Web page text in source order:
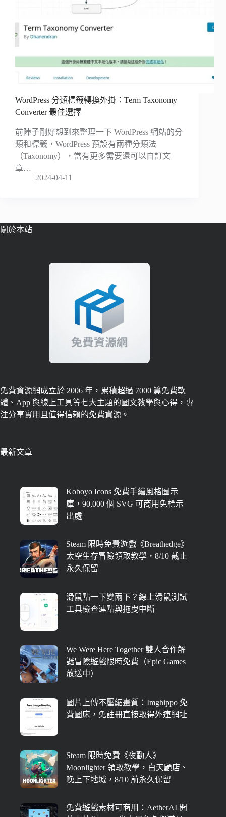
WordPress 分類標籤轉換外掛：Term Taxonomy
Converter 最佳選擇
前陣子剛好想到來整理一下 WordPress 網站的分
類和標籤，WordPress 預設有兩種分類法
（Taxonomy），當有更多需要還可以自訂文
章…
2024-04-11
關於本站
免費資源網成立於 2006 年，累積超過 7000 篇免費軟
體、App 與線上工具等七大主題的圖文教學與心得，專
注分享實用且值得信賴的免費資源。
最新文章
Koboyo Icons 免費手繪風格圖示
庫，90,000 個 SVG 可商用免標示
出處
Steam 限時免費遊戲《Breathedge》
太空生存冒險領取教學，8/10 截止
永久保留
滑鼠點一下變兩下？線上滑鼠測試
工具檢查連點與拖曳中斷
We Were Here Together 雙人合作解
謎冒險遊戲限時免費（Epic Games
放送中）
圖片上傳不壓縮畫質：Imghippo 免
費圖床，免註冊直接取得外連網址
Steam 限時免費《夜勤人》
Moonlighter 領取教學，白天顧店、
晚上下地城，8/10 前永久保留
免費遊戲素材可商用：AetherAI 開